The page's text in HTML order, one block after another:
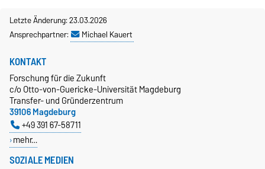
Letzte Änderung: 23.03.2026
Ansprechpartner:
Michael Kauert
SOZIALE MEDIEN
KONTAKT
Forschung für die Zukunft
c/o Otto-von-Guericke-Universität Magdeburg
Transfer- und Gründerzentrum
39106 Magdeburg
+49 391 67-58711
mehr…